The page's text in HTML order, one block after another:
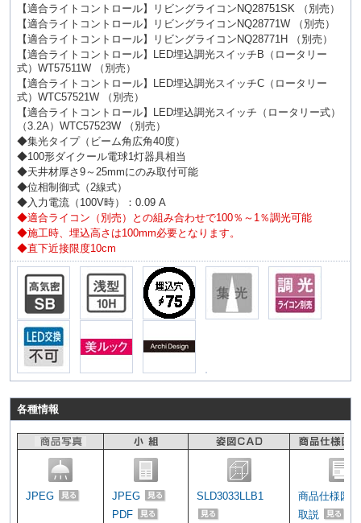
【適合ライトコントロール】リビングライコンNQ28751SK （別売）
【適合ライトコントロール】リビングライコンNQ28771W （別売）
【適合ライトコントロール】リビングライコンNQ28771H （別売）
【適合ライトコントロール】LED埋込調光スイッチB（ロータリー
式）WT57511W （別売）
【適合ライトコントロール】LED埋込調光スイッチC（ロータリー
式）WTC57521W （別売）
【適合ライトコントロール】LED埋込調光スイッチ（ロータリー式）
（3.2A）WTC57523W （別売）
◆集光タイプ（ビーム角広角40度）
◆100形ダイクール電球1灯器具相当
◆天井材厚さ9～25mmにのみ取付可能
◆位相制御式（2線式）
◆入力電流（100V時）：0.09 A
◆適合ライコン（別売）との組み合わせで100％～1％調光可能
◆施工時、埋込高さは100mm必要となります。
◆直下近接限度10cm
各種情報
JPEG
JPEG
PDF
SLD3033LLB1
商品仕様図
取説